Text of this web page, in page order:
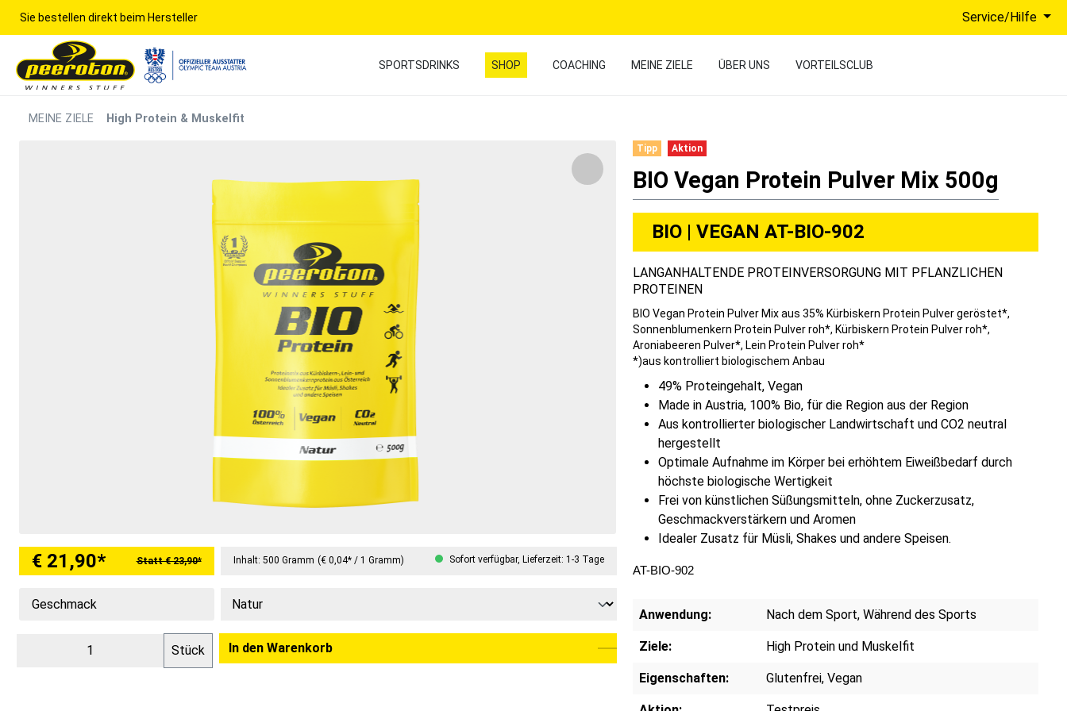
Sie bestellen direkt beim Hersteller Service/Hilfe
SPORTSDRINKS SHOP COACHING MEINE ZIELE ÜBER UNS VORTEILSCLUB
MEINE ZIELE High Protein & Muskelfit
€ 21,90* Statt € 23,90* Inhalt: 500 Gramm (€ 0,04* / 1 Gramm) Sofort verfügbar, Lieferzeit: 1-3 Tage
Geschmack
Stück In den Warenkorb
Tipp Aktion
BIO Vegan Protein Pulver Mix 500g
BIO | VEGAN AT-BIO-902
LANGANHALTENDE PROTEINVERSORGUNG MIT PFLANZLICHEN
PROTEINEN
BIO Vegan Protein Pulver Mix aus 35% Kürbiskern Protein Pulver geröstet*,
Sonnenblumenkern Protein Pulver roh*, Kürbiskern Protein Pulver roh*,
Aroniabeeren Pulver*, Lein Protein Pulver roh*
*)aus kontrolliert biologischem Anbau
49% Proteingehalt, Vegan
Made in Austria, 100% Bio, für die Region aus der Region
Aus kontrollierter biologischer Landwirtschaft und CO2 neutral
hergestellt
Optimale Aufnahme im Körper bei erhöhtem Eiweißbedarf durch
höchste biologische Wertigkeit
Frei von künstlichen Süßungsmitteln, ohne Zuckerzusatz,
Geschmackverstärkern und Aromen
Idealer Zusatz für Müsli, Shakes und andere Speisen.
AT-BIO-902
Anwendung: Nach dem Sport, Während des Sports
Ziele: High Protein und Muskelfit
Eigenschaften: Glutenfrei, Vegan